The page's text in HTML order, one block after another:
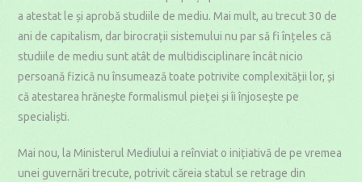
a atestat le și aprobă studiile de mediu. Mai mult, au trecut 30 de
ani de capitalism, dar birocrații sistemului nu par să fi înțeles că
studiile de mediu sunt atât de multidisciplinare încât nicio
persoană fizică nu însumează toate potrivite complexității lor, și
că atestarea hrănește formalismul pieței și îi înjosește pe
specialiști.
Mai nou, la Ministerul Mediului a reînviat o inițiativă de pe vremea
unei guvernări trecute, potrivit căreia statul se retrage din